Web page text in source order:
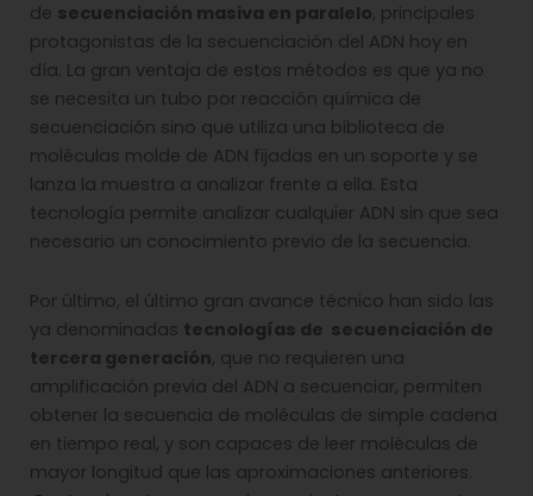
de secuenciación masiva en paralelo, principales
protagonistas de la secuenciación del ADN hoy en
día. La gran ventaja de estos métodos es que ya no
se necesita un tubo por reacción química de
secuenciación sino que utiliza una biblioteca de
moléculas molde de ADN fijadas en un soporte y se
lanza la muestra a analizar frente a ella. Esta
tecnología permite analizar cualquier ADN sin que sea
necesario un conocimiento previo de la secuencia.
Por último, el último gran avance técnico han sido las
ya denominadas tecnologías de secuenciación de
tercera generación, que no requieren una
amplificación previa del ADN a secuenciar, permiten
obtener la secuencia de moléculas de simple cadena
en tiempo real, y son capaces de leer moléculas de
mayor longitud que las aproximaciones anteriores.